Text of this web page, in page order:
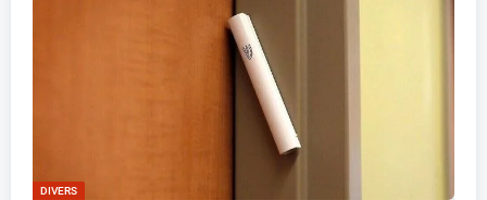
DIVERS